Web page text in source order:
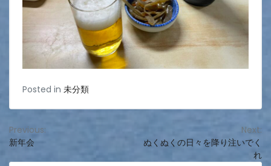
Posted in 未分類
投
稿
Previous:
新年会
Next:
ぬくぬくの日々を降り注いでく
れ